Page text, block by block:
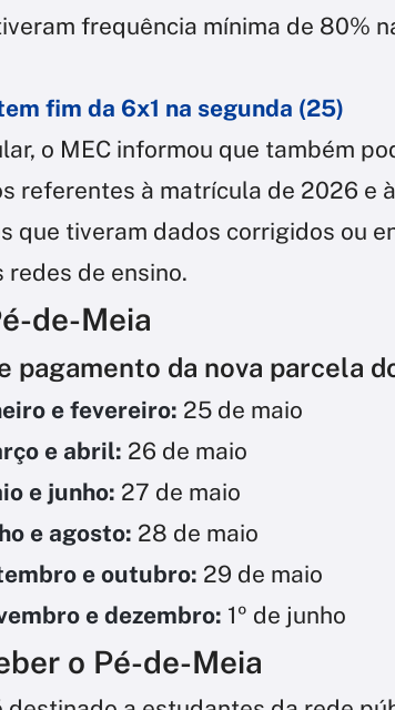
frequência mínima de 80%
fim da 6x1 na segunda (25)
o MEC informou que também
referentes à matrícula de 2026 e
que tiveram dados corrigidos ou
de ensino.
de-Meia
pagamento da nova parcela
e fevereiro: 25 de maio
e abril: 26 de maio
e junho: 27 de maio
e agosto: 28 de maio
e outubro: 29 de maio
e dezembro: 1º de junho
o Pé-de-Meia